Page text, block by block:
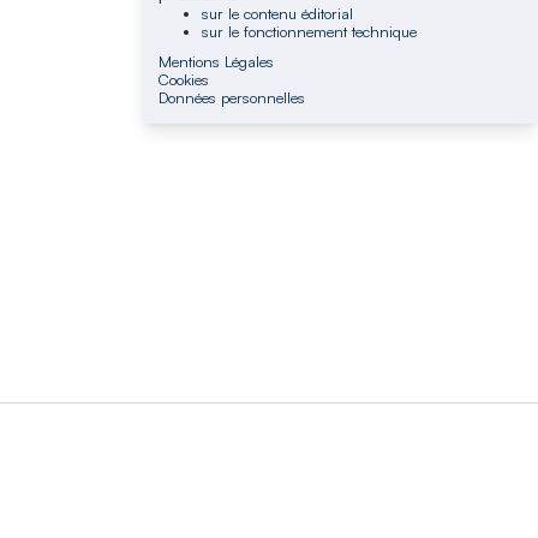
sur le contenu éditorial
sur le fonctionnement technique
Mentions Légales
Cookies
Données personnelles